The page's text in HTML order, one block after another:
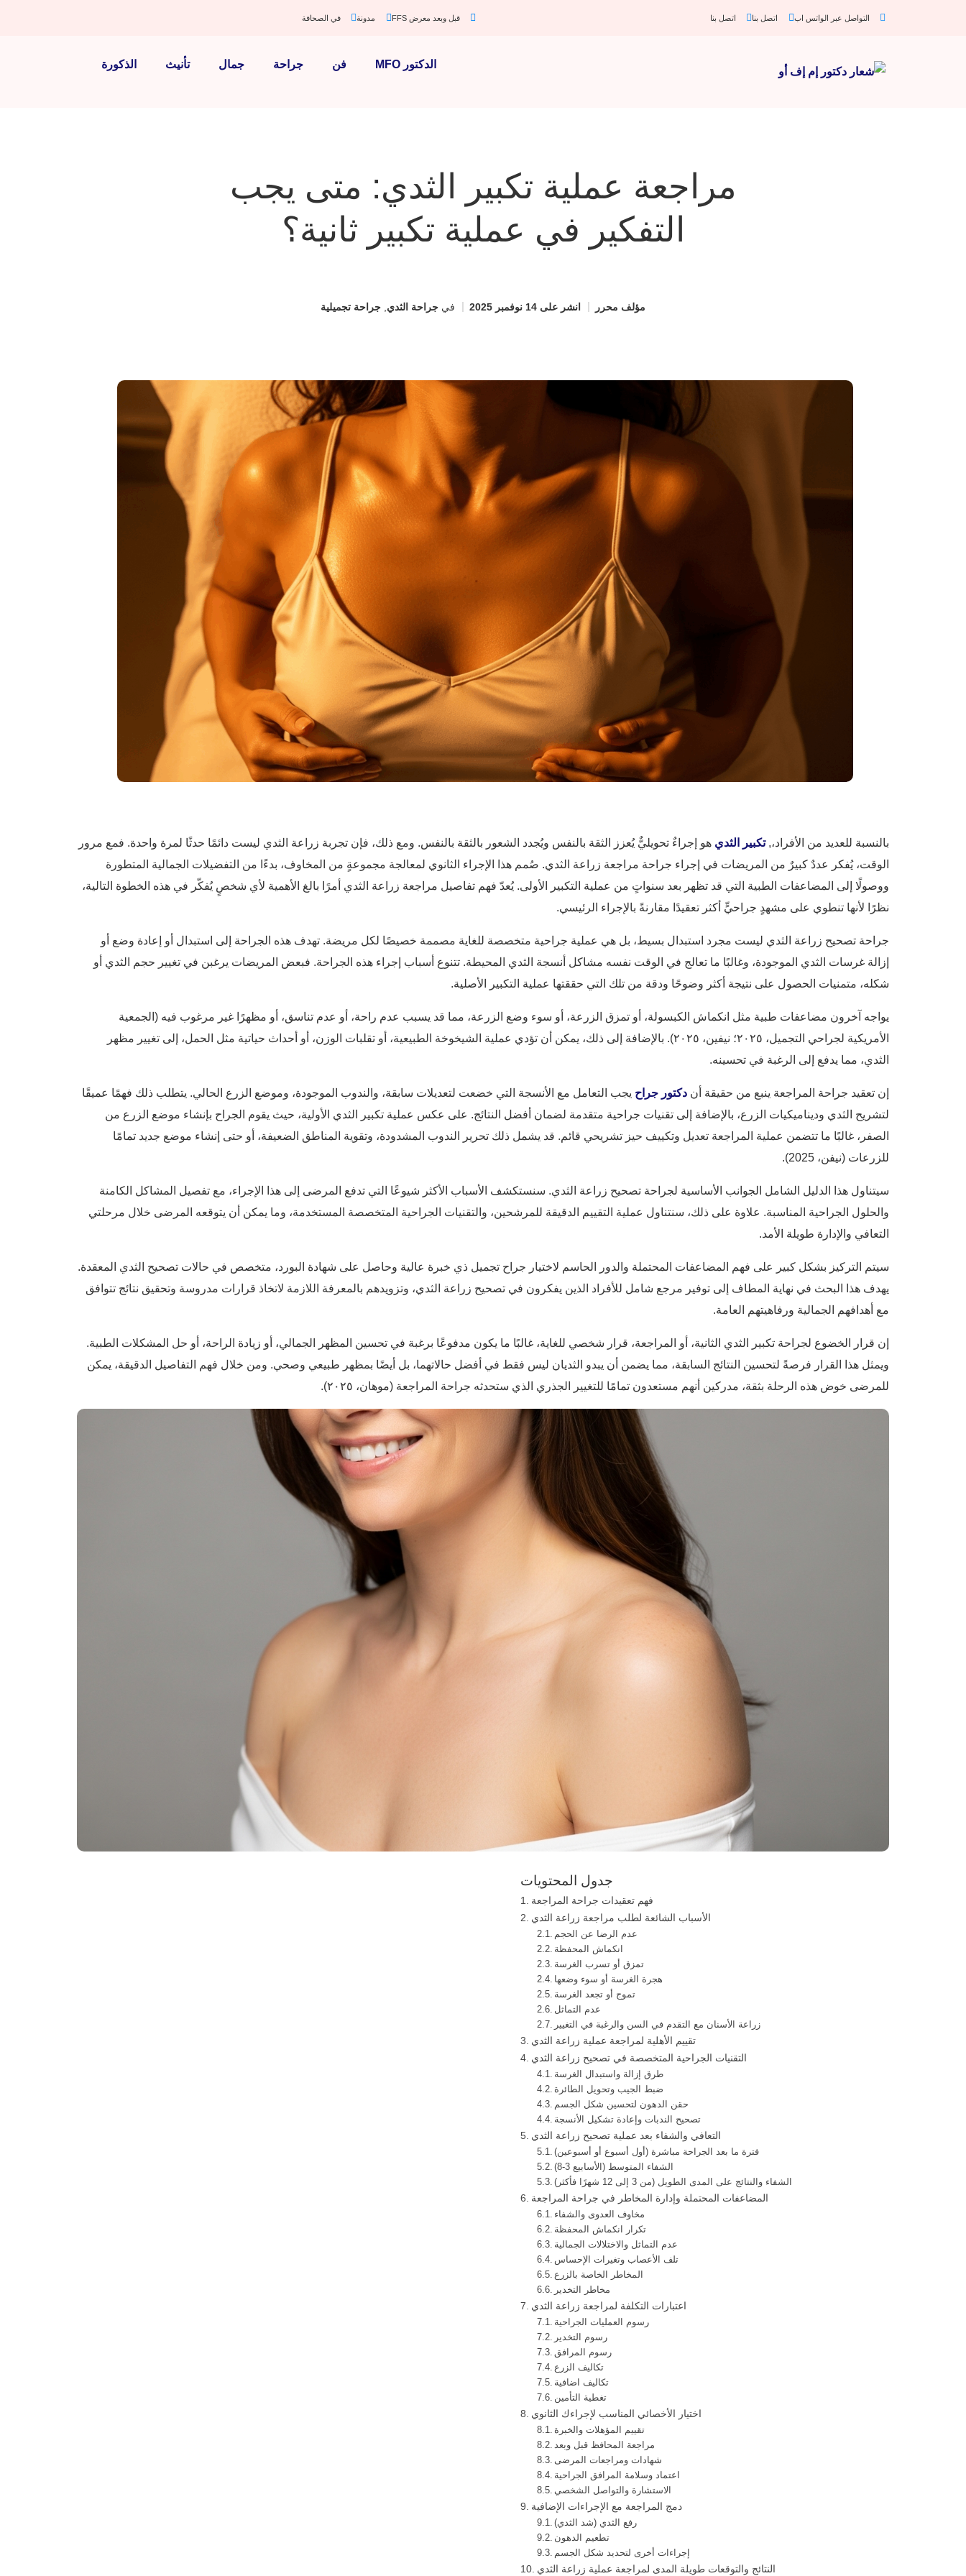
التواصل عبر الواتس اب اتصل بنا اتصل بنا قبل وبعد معرض FFS مدونة في الصحافة
الدكتور MFO فن جراحة جمال تأنيث الذكورة
مراجعة عملية تكبير الثدي: متى يجب
التفكير في عملية تكبير ثانية؟
مؤلف محرر انشر على في جراحة الثدي جراحة تجميلية
بالنسبة للعديد من الأفراد،,تكبير الثدي هو إجراءٌ تحويليٌّ يُعزز الثقة بالنفس ويُجدد الشعور بالثقة بالنفس. ومع ذلك، فإن تجربة زراعة الثدي ليست دائمًا حدثًا لمرة واحدة. فمع مرور
الوقت، يُفكر عددٌ كبيرٌ من المريضات في إجراء جراحة مراجعة زراعة الثدي. صُمم هذا الإجراء الثانوي لمعالجة مجموعةٍ من المخاوف، بدءًا من التفضيلات الجمالية المتطورة
ووصولًا إلى المضاعفات الطبية التي قد تظهر بعد سنواتٍ من عملية التكبير الأولى. يُعدّ فهم تفاصيل مراجعة زراعة الثدي أمرًا بالغ الأهمية لأي شخصٍ يُفكّر في هذه الخطوة التالية،
نظرًا لأنها تنطوي على مشهدٍ جراحيٍّ أكثر تعقيدًا مقارنةً بالإجراء الرئيسي.
جراحة تصحيح زراعة الثدي ليست مجرد استبدال بسيط، بل هي عملية جراحية متخصصة للغاية مصممة خصيصًا لكل مريضة. تهدف هذه الجراحة إلى استبدال أو إعادة وضع أو
إزالة غرسات الثدي الموجودة، وغالبًا ما تعالج في الوقت نفسه مشاكل أنسجة الثدي المحيطة. تتنوع أسباب إجراء هذه الجراحة. فبعض المريضات يرغبن في تغيير حجم الثدي أو
شكله، متمنيات الحصول على نتيجة أكثر وضوحًا ودقة من تلك التي حققتها عملية التكبير الأصلية.
يواجه آخرون مضاعفات طبية مثل انكماش الكبسولة، أو تمزق الزرعة، أو سوء وضع الزرعة، مما قد يسبب عدم راحة، أو عدم تناسق، أو مظهرًا غير مرغوب فيه (الجمعية
الأمريكية لجراحي التجميل، ٢٠٢٥؛ نيفين، ٢٠٢٥). بالإضافة إلى ذلك، يمكن أن تؤدي عملية الشيخوخة الطبيعية، أو تقلبات الوزن، أو أحداث حياتية مثل الحمل، إلى تغيير مظهر
الثدي، مما يدفع إلى الرغبة في تحسينه.
إن تعقيد جراحة المراجعة ينبع من حقيقة أن دكتور جراح يجب التعامل مع الأنسجة التي خضعت لتعديلات سابقة، والندوب الموجودة، وموضع الزرع الحالي. يتطلب ذلك فهمًا عميقًا
لتشريح الثدي وديناميكيات الزرع، بالإضافة إلى تقنيات جراحية متقدمة لضمان أفضل النتائج. على عكس عملية تكبير الثدي الأولية، حيث يقوم الجراح بإنشاء موضع الزرع من
الصفر، غالبًا ما تتضمن عملية المراجعة تعديل وتكييف حيز تشريحي قائم. قد يشمل ذلك تحرير الندوب المشدودة، وتقوية المناطق الضعيفة، أو حتى إنشاء موضع جديد تمامًا
للزرعات (نيفن، 2025).
سيتناول هذا الدليل الشامل الجوانب الأساسية لجراحة تصحيح زراعة الثدي. سنستكشف الأسباب الأكثر شيوعًا التي تدفع المرضى إلى هذا الإجراء، مع تفصيل المشاكل الكامنة
والحلول الجراحية المناسبة. علاوة على ذلك، سنتناول عملية التقييم الدقيقة للمرشحين، والتقنيات الجراحية المتخصصة المستخدمة، وما يمكن أن يتوقعه المرضى خلال مرحلتي
التعافي والإدارة طويلة الأمد.
سيتم التركيز بشكل كبير على فهم المضاعفات المحتملة والدور الحاسم لاختيار جراح تجميل ذي خبرة عالية وحاصل على شهادة البورد، متخصص في حالات تصحيح الثدي المعقدة.
يهدف هذا البحث في نهاية المطاف إلى توفير مرجع شامل للأفراد الذين يفكرون في تصحيح زراعة الثدي، وتزويدهم بالمعرفة اللازمة لاتخاذ قرارات مدروسة وتحقيق نتائج تتوافق
مع أهدافهم الجمالية ورفاهيتهم العامة.
إن قرار الخضوع لجراحة تكبير الثدي الثانية، أو المراجعة، قرار شخصي للغاية، غالبًا ما يكون مدفوعًا برغبة في تحسين المظهر الجمالي، أو زيادة الراحة، أو حل المشكلات الطبية.
ويمثل هذا القرار فرصةً لتحسين النتائج السابقة، مما يضمن أن يبدو الثديان ليس فقط في أفضل حالاتهما، بل أيضًا بمظهر طبيعي وصحي. ومن خلال فهم التفاصيل الدقيقة، يمكن
للمرضى خوض هذه الرحلة بثقة، مدركين أنهم مستعدون تمامًا للتغيير الجذري الذي ستحدثه جراحة المراجعة (موهان، ٢٠٢٥).
جدول المحتويات
فهم تعقيدات جراحة المراجعة
الأسباب الشائعة لطلب مراجعة زراعة الثدي
عدم الرضا عن الحجم
انكماش المحفظة
تمزق أو تسرب الغرسة
هجرة الغرسة أو سوء وضعها
تموج أو تجعد الغرسة
عدم التماثل
زراعة الأسنان مع التقدم في السن والرغبة في التغيير
تقييم الأهلية لمراجعة عملية زراعة الثدي
التقنيات الجراحية المتخصصة في تصحيح زراعة الثدي
طرق إزالة واستبدال الغرسة
ضبط الجيب وتحويل الطائرة
حقن الدهون لتحسين شكل الجسم
تصحيح الندبات وإعادة تشكيل الأنسجة
التعافي والشفاء بعد عملية تصحيح زراعة الثدي
فترة ما بعد الجراحة مباشرة (أول أسبوع أو أسبوعين)
الشفاء المتوسط (الأسابيع 3-8)
الشفاء والنتائج على المدى الطويل (من 3 إلى 12 شهرًا فأكثر)
المضاعفات المحتملة وإدارة المخاطر في جراحة المراجعة
مخاوف العدوى والشفاء
تكرار انكماش المحفظة
عدم التماثل والاختلالات الجمالية
تلف الأعصاب وتغيرات الإحساس
المخاطر الخاصة بالزرع
مخاطر التخدير
اعتبارات التكلفة لمراجعة زراعة الثدي
رسوم العمليات الجراحية
رسوم التخدير
رسوم المرافق
تكاليف الزرع
تكاليف اضافية
تغطية التأمين
اختيار الأخصائي المناسب لإجراءك الثانوي
تقييم المؤهلات والخبرة
مراجعة المحافظ قبل وبعد
شهادات ومراجعات المرضى
اعتماد وسلامة المرافق الجراحية
الاستشارة والتواصل الشخصي
دمج المراجعة مع الإجراءات الإضافية
رفع الثدي (شد الثدي)
تطعيم الدهون
إجراءات أخرى لتحديد شكل الجسم
النتائج والتوقعات طويلة المدى لمراجعة عملية زراعة الثدي